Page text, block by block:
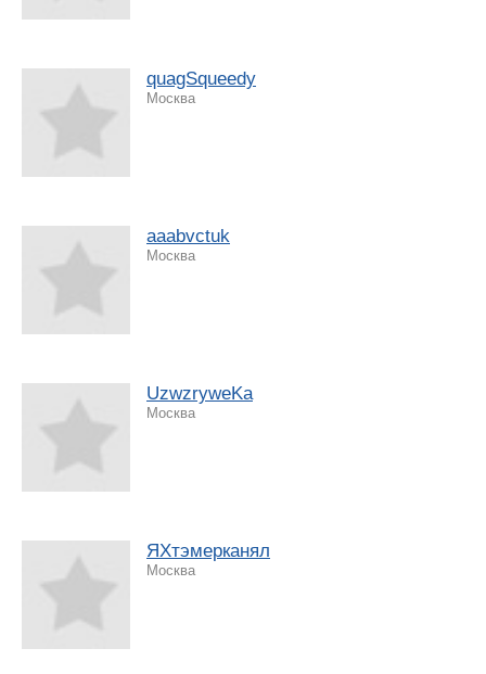
quagSqueedy
Москва
aaabvctuk
Москва
UzwzryweKa
Москва
ЯХтэмерканял
Москва